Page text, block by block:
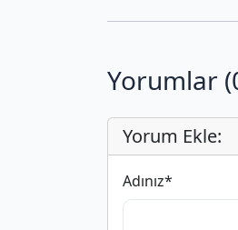
Yorumlar
Yorum Ekle:
Adınız*